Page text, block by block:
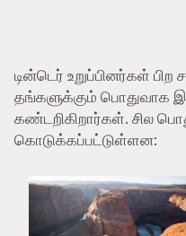
டின்டெர் உறுப்பினர்கள் பிற
தங்களுக்கும் பொதுவாக
கண்டறிகிறார்கள். சில
கொடுக்கப்பட்டுள்ளன: